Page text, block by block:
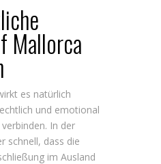
Mallorca
es natürlich
und emotional
In der
schnell, dass die
im Ausland